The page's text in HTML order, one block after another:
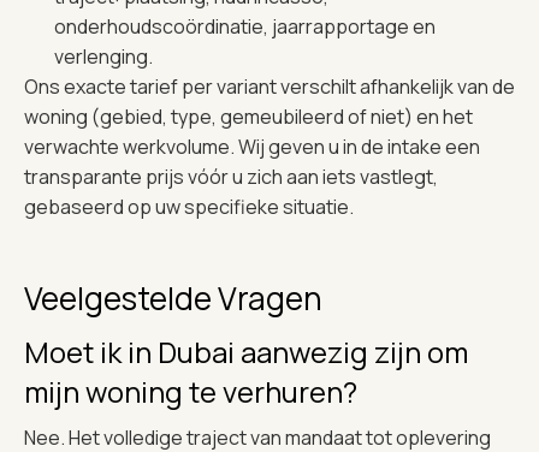
onderhoudscoördinatie, jaarrapportage en
verlenging.
Ons exacte tarief per variant verschilt afhankelijk van de
woning (gebied, type, gemeubileerd of niet) en het
verwachte werkvolume. Wij geven u in de intake een
transparante prijs vóór u zich aan iets vastlegt,
gebaseerd op uw specifieke situatie.
Veelgestelde Vragen
Moet ik in Dubai aanwezig zijn om
mijn woning te verhuren?
Nee. Het volledige traject van mandaat tot oplevering